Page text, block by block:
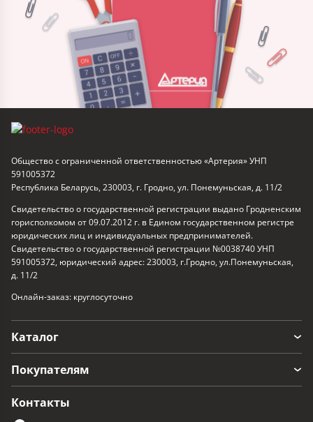
Общество с ограниченной ответственностью «Артерия» УНП
591005372
Республика Беларусь, 230003, г. Гродно, ул. Понемуньская, д. 11/2
Свидетельство о государственной регистрации выдано Гродненским
горисполкомом от 09.07.2012 г. в Едином государственном регистре
юридических лиц и индивидуальных предпринимателей.
Свидетельство о государственной регистрации №0038740 УНП
591005372, юридический адрес: 230003, г.Гродно, ул.Понемуньская,
д. 11/2
Онлайн-заказ: круглосуточно
Каталог
Покупателям
Контакты